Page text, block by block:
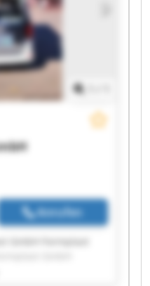
Anrufen
GmbH Formplast